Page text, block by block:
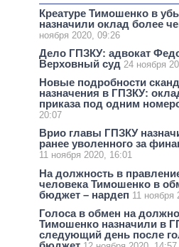
Креатуре Тимошенко в
назначили оклад более
ноября 2020, 09:26
Дело ГПЗКУ: адвокат
Верховный суд 24 ноября
Новые подробности
назначения в ГПЗКУ:
приказа под одним
20:07
Врио главы ГПЗКУ
ранее уволенного за
11 ноября 2020, 16:01
На должность в
человека Тимошенко в
бюджет – нардеп 11 ноября
Голоса в обмен на
Тимошенко назначили в
следующий день после